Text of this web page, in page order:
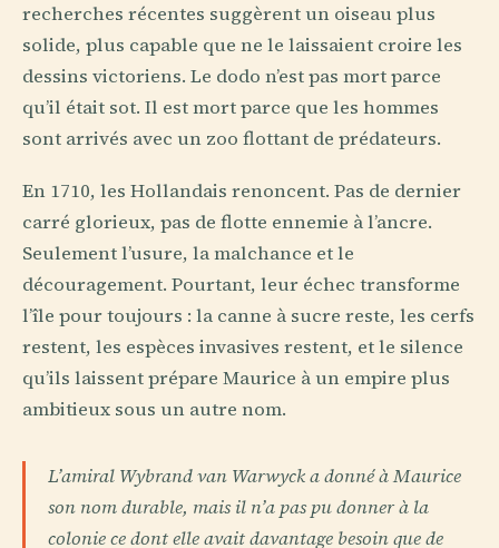
recherches récentes suggèrent un oiseau plus
solide, plus capable que ne le laissaient croire les
dessins victoriens. Le dodo n’est pas mort parce
qu’il était sot. Il est mort parce que les hommes
sont arrivés avec un zoo flottant de prédateurs.
En 1710, les Hollandais renoncent. Pas de dernier
carré glorieux, pas de flotte ennemie à l’ancre.
Seulement l’usure, la malchance et le
découragement. Pourtant, leur échec transforme
l’île pour toujours : la canne à sucre reste, les cerfs
restent, les espèces invasives restent, et le silence
qu’ils laissent prépare Maurice à un empire plus
ambitieux sous un autre nom.
L’amiral Wybrand van Warwyck a donné à Maurice
son nom durable, mais il n’a pas pu donner à la
colonie ce dont elle avait davantage besoin que de